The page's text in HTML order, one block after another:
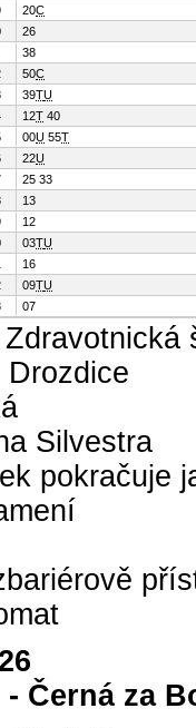
20C
26
38
50C
39TU
12T 40
00U 55T
22U
25 33
13
12
03TU
16
09TU
07
Silvestra
pokračuje
Černá za